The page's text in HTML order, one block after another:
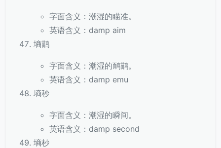
字面含义：潮湿的瞄准。
英语含义：damp aim
墒鹋
字面含义：潮湿的鸸鹋。
英语含义：damp emu
墒秒
字面含义：潮湿的瞬间。
英语含义：damp second
墒杪